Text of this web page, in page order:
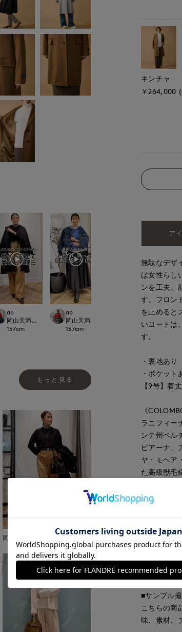
ao
岡山天満屋SUPERIORCLOSET
157cm
ao
岡山天満屋SUPERIORCLOSET
157cm
岡山天満屋
cm
もっと見る
岡山天満屋SUPERIORCLOSET
キンチャ
￥264,000
ア
無駄なデザ
は女性らし
ンを工夫。
す。フロン
を止めると
いコートは
す。
・裏地あり
・ポケット
【9号】着
《
ラニフィー
ンテ州ベル
ピアーナ、
ヤ・モヘア
た高級獣毛
を用いた
の需要が高
触れると感
身に纏う溢
美しく本物
■サンプル
こちらの商
味、素材、